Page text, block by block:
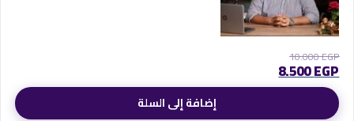
10.000EGP
8.500EGP
إضافة إلى السلة